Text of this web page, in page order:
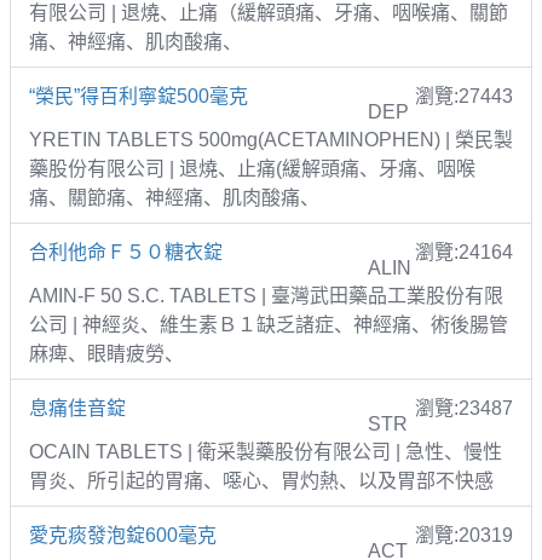
有限公司 | 退燒、止痛（緩解頭痛、牙痛、咽喉痛、關節
痛、神經痛、肌肉酸痛、
“榮民”得百利寧錠500毫克 瀏覽:27443
DEP
YRETIN TABLETS 500mg(ACETAMINOPHEN) | 榮民製
藥股份有限公司 | 退燒、止痛(緩解頭痛、牙痛、咽喉
痛、關節痛、神經痛、肌肉酸痛、
合利他命Ｆ５０糖衣錠 瀏覽:24164
ALIN
AMIN-F 50 S.C. TABLETS | 臺灣武田藥品工業股份有限
公司 | 神經炎、維生素Ｂ１缺乏諸症、神經痛、術後腸管
麻痺、眼睛疲勞、
息痛佳音錠 瀏覽:23487
STR
OCAIN TABLETS | 衛采製藥股份有限公司 | 急性、慢性
胃炎、所引起的胃痛、噁心、胃灼熱、以及胃部不快感
愛克痰發泡錠600毫克 瀏覽:20319
ACT